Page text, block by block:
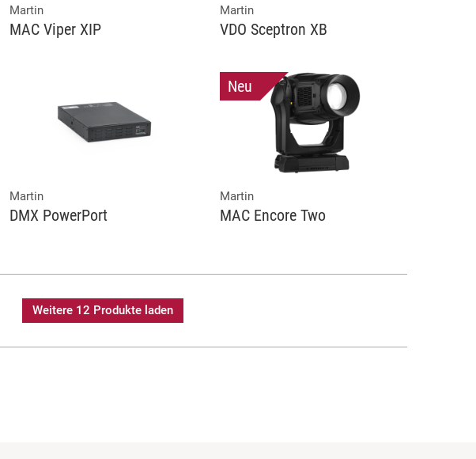
Martin
MAC Viper XIP
Martin
VDO Sceptron XB
Martin
DMX PowerPort
Neu
Martin
MAC Encore Two
Weitere 12 Produkte laden